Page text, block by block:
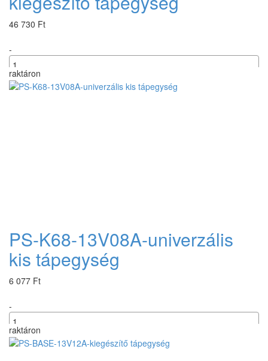
46 730 Ft
-
+
raktáron
PS-K68-13V08A-univerzális
kis tápegység
6 077 Ft
-
+
raktáron